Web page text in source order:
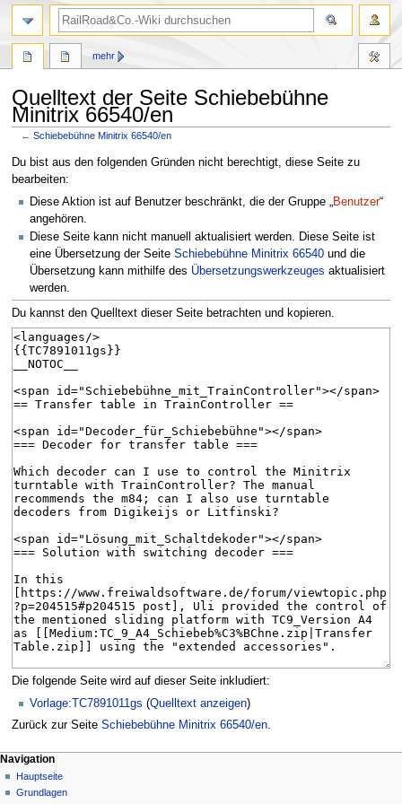
Quelltext der Seite Schiebebühne
Minitrix 66540/en
←Schiebebühne Minitrix 66540/en
Zur
Navigation
springen
Zur
Suche
springen
Du bist aus den folgenden Gründen nicht berechtigt, diese Seite zu
bearbeiten:
Diese Aktion ist auf Benutzer beschränkt, die der Gruppe „Benutzer“
angehören.
Diese Seite kann nicht manuell aktualisiert werden. Diese Seite ist
eine Übersetzung der Seite Schiebebühne Minitrix 66540 und die
Übersetzung kann mithilfe des Übersetzungswerkzeuges aktualisiert
werden.
Du kannst den Quelltext dieser Seite betrachten und kopieren.
Die folgende Seite wird auf dieser Seite inkludiert:
Vorlage:TC7891011gs (Quelltext anzeigen)
Zurück zur Seite Schiebebühne Minitrix 66540/en.
N
a
Seitenaktionen
Seite
Diskussion
mehr
Meine Werkzeuge
Deutsch
Anmelden
Navigation
Hauptseite
Grundlagen
Suche